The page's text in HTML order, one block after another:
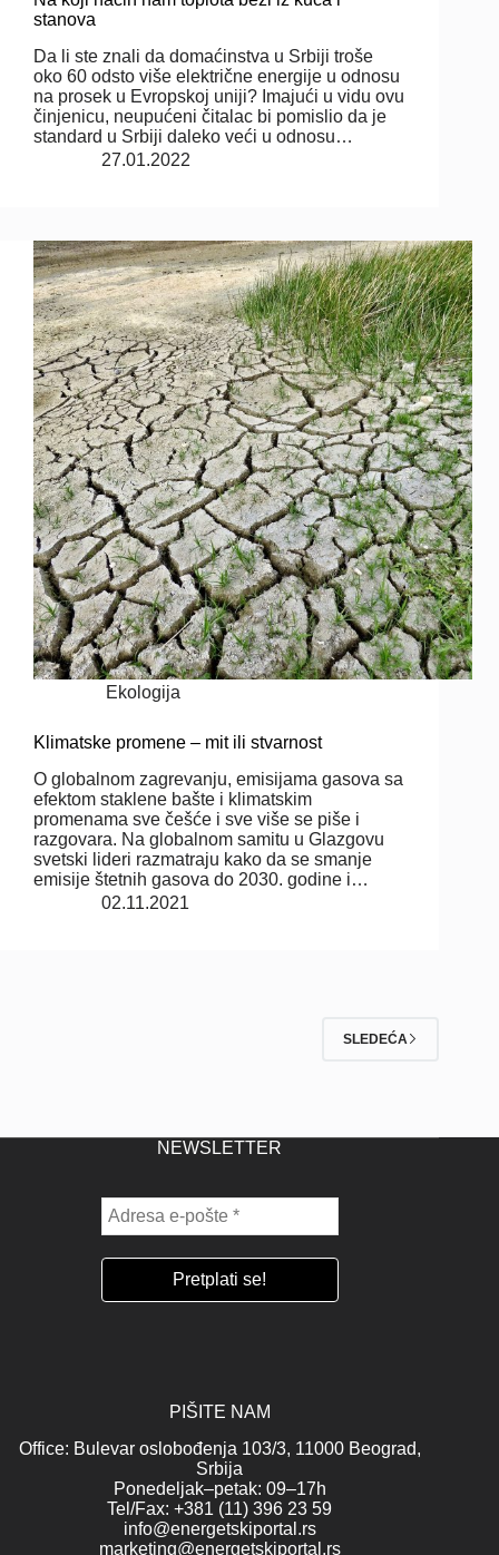
stanova
Da li ste znali da domaćinstva u Srbiji troše
oko 60 odsto više električne energije u odnosu
na prosek u Evropskoj uniji? Imajući u vidu ovu
činjenicu, neupućeni čitalac bi pomislio da je
standard u Srbiji daleko veći u odnosu…
27.01.2022
Ekologija
Klimatske promene – mit ili stvarnost
O globalnom zagrevanju, emisijama gasova sa
efektom staklene bašte i klimatskim
promenama sve češće i sve više se piše i
razgovara. Na globalnom samitu u Glazgovu
svetski lideri razmatraju kako da se smanje
emisije štetnih gasova do 2030. godine i…
02.11.2021
SLEDEĆA
NEWSLETTER
PIŠITE NAM
Office: Bulevar oslobođenja 103/3, 11000 Beograd,
Srbija
Ponedeljak–petak: 09–17h
Tel/Fax: +381 (11) 396 23 59
info@energetskiportal.rs
marketing@energetskiportal.rs